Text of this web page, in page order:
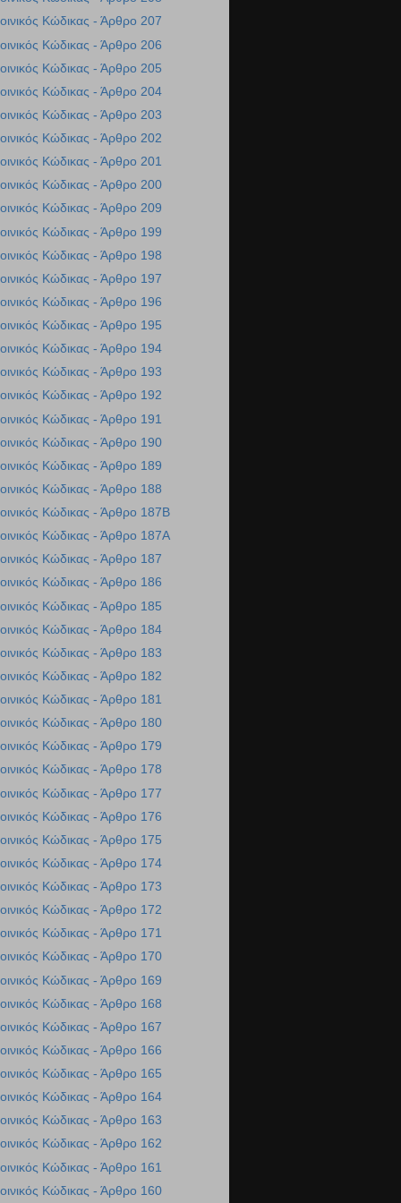
Κώδικας - Άρθρο 207
Κώδικας - Άρθρο 206
Κώδικας - Άρθρο 205
Κώδικας - Άρθρο 204
Κώδικας - Άρθρο 203
Κώδικας - Άρθρο 202
Κώδικας - Άρθρο 201
Κώδικας - Άρθρο 200
Κώδικας - Άρθρο 209
Κώδικας - Άρθρο 199
Κώδικας - Άρθρο 198
Κώδικας - Άρθρο 197
Κώδικας - Άρθρο 196
Κώδικας - Άρθρο 195
Κώδικας - Άρθρο 194
Κώδικας - Άρθρο 193
Κώδικας - Άρθρο 192
Κώδικας - Άρθρο 191
Κώδικας - Άρθρο 190
Κώδικας - Άρθρο 189
Κώδικας - Άρθρο 188
Κώδικας - Άρθρο 187Β
Κώδικας - Άρθρο 187Α
Κώδικας - Άρθρο 187
Κώδικας - Άρθρο 186
Κώδικας - Άρθρο 185
Κώδικας - Άρθρο 184
Κώδικας - Άρθρο 183
Κώδικας - Άρθρο 182
Κώδικας - Άρθρο 181
Κώδικας - Άρθρο 180
Κώδικας - Άρθρο 179
Κώδικας - Άρθρο 178
Κώδικας - Άρθρο 177
Κώδικας - Άρθρο 176
Κώδικας - Άρθρο 175
Κώδικας - Άρθρο 174
Κώδικας - Άρθρο 173
Κώδικας - Άρθρο 172
Κώδικας - Άρθρο 171
Κώδικας - Άρθρο 170
Κώδικας - Άρθρο 169
Κώδικας - Άρθρο 168
Κώδικας - Άρθρο 167
Κώδικας - Άρθρο 166
Κώδικας - Άρθρο 165
Κώδικας - Άρθρο 164
Κώδικας - Άρθρο 163
Κώδικας - Άρθρο 162
Κώδικας - Άρθρο 161
Κώδικας - Άρθρο 160